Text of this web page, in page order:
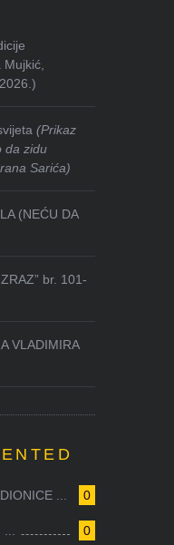
Mujkić,
(Prikaz
da zidu
Sarića)
(NEĆU DA
br. 101-
VLADIMIRA
0
...
0